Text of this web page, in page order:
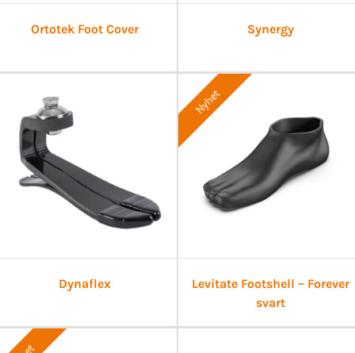
Ortotek Foot Cover Synergy
Dynaflex
Nyhet
Levitate Footshell – Forever
svart